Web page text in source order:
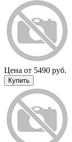
Цена от 5490 руб.
Купить